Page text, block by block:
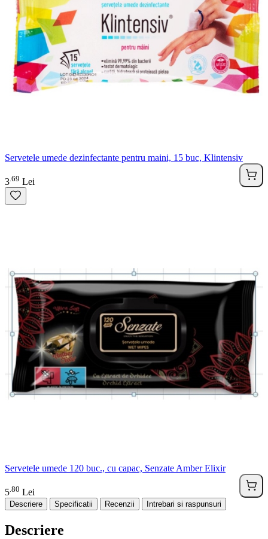
Servetele umede dezinfectante pentru maini, 15 buc, Klintensiv
3 69 Lei
Servetele umede 120 buc., cu capac, Senzate Amber Elixir
5 80 Lei
Descriere Specificatii Recenzii Intrebari si raspunsuri
Descriere